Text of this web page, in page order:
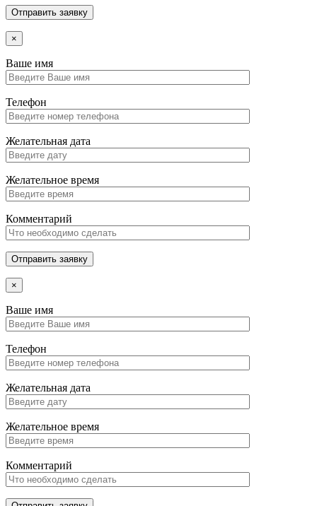
Отправить заявку
×
Ваше имя
Телефон
Желательная дата
Желательное время
Комментарий
Отправить заявку
×
Ваше имя
Телефон
Желательная дата
Желательное время
Комментарий